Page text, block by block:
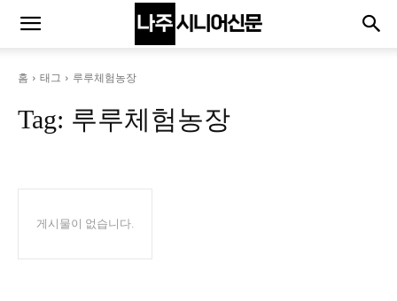
홈 태그 루루체험농장
Tag: 루루체험농장
게시물이 없습니다.